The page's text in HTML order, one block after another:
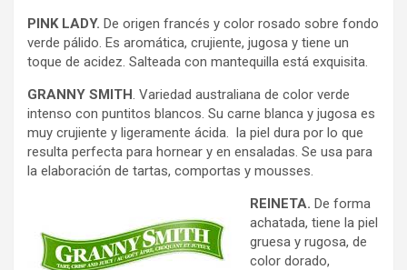
PINK LADY. De origen francés y color rosado sobre fondo
verde pálido. Es aromática, crujiente, jugosa y tiene un
toque de acidez. Salteada con mantequilla está exquisita.
GRANNY SMITH. Variedad australiana de color verde
intenso con puntitos blancos. Su carne blanca y jugosa es
muy crujiente y ligeramente ácida. la piel dura por lo que
resulta perfecta para hornear y en ensaladas. Se usa para
la elaboración de tartas, comportas y mousses.
REINETA. De forma
achatada, tiene la piel
gruesa y rugosa, de
color dorado,